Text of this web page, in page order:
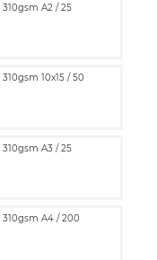
A2 / 25
10x15 / 50
A3 / 25
A4 / 200